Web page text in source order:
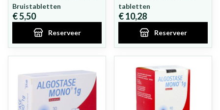
Bruistabletten
€ 5,50
Reserveer
tabletten
€ 10,28
Reserveer